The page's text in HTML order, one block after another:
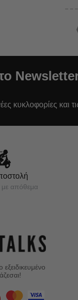
κυκλοφορίες και
με απόθεμα